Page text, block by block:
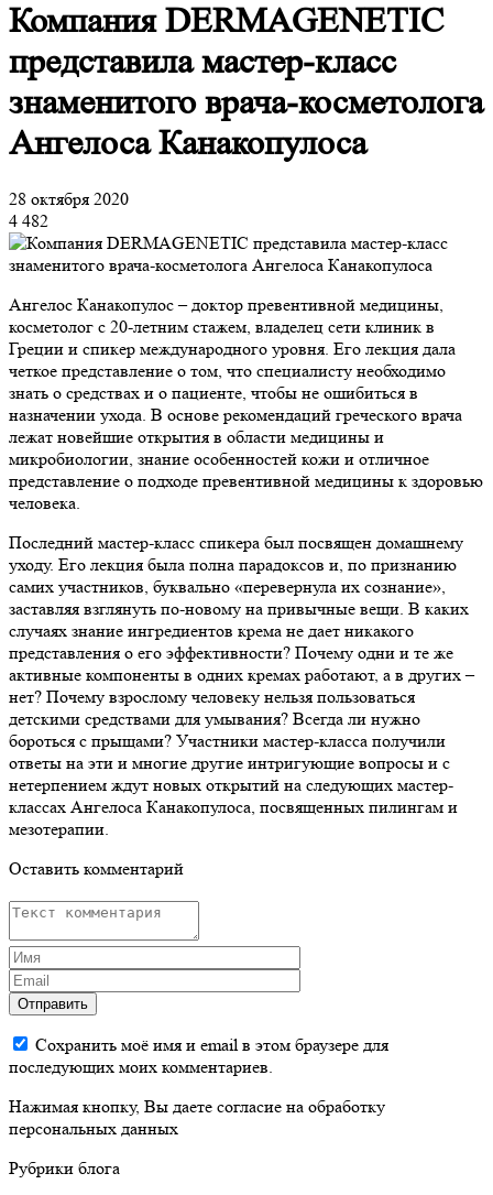
Компания DERMAGENETIC
представила мастер-класс
знаменитого врача-косметолога
Ангелоса Канакопулоса
28 октября 2020
4 482
Ангелос Канакопулос – доктор превентивной медицины,
косметолог с 20-летним стажем, владелец сети клиник в
Греции и спикер международного уровня. Его лекция дала
четкое представление о том, что специалисту необходимо
знать о средствах и о пациенте, чтобы не ошибиться в
назначении ухода. В основе рекомендаций греческого врача
лежат новейшие открытия в области медицины и
микробиологии, знание особенностей кожи и отличное
представление о подходе превентивной медицины к здоровью
человека.
Последний мастер-класс спикера был посвящен домашнему
уходу. Его лекция была полна парадоксов и, по признанию
самих участников, буквально «перевернула их сознание»,
заставляя взглянуть по-новому на привычные вещи. В каких
случаях знание ингредиентов крема не дает никакого
представления о его эффективности? Почему одни и те же
активные компоненты в одних кремах работают, а в других –
нет? Почему взрослому человеку нельзя пользоваться
детскими средствами для умывания? Всегда ли нужно
бороться с прыщами? Участники мастер-класса получили
ответы на эти и многие другие интригующие вопросы и с
нетерпением ждут новых открытий на следующих мастер-
классах Ангелоса Канакопулоса, посвященных пилингам и
мезотерапии.
Оставить комментарий
Отправить
Сохранить моё имя и email в этом браузере для
последующих моих комментариев.
Нажимая кнопку, Вы даете согласие на обработку
персональных данных
Рубрики блога